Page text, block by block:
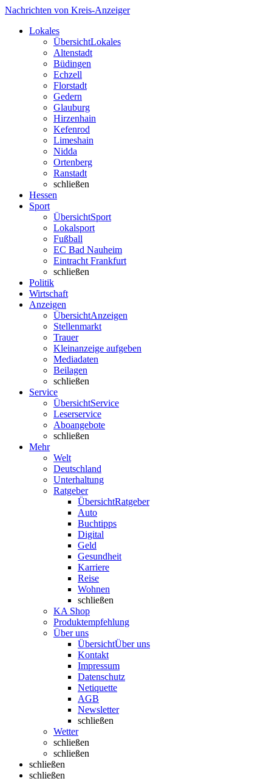
Nachrichten von Kreis-Anzeiger
Lokales
ÜbersichtLokales
Altenstadt
Büdingen
Echzell
Florstadt
Gedern
Glauburg
Hirzenhain
Kefenrod
Limeshain
Nidda
Ortenberg
Ranstadt
schließen
Hessen
Sport
ÜbersichtSport
Lokalsport
Fußball
EC Bad Nauheim
Eintracht Frankfurt
schließen
Politik
Wirtschaft
Anzeigen
ÜbersichtAnzeigen
Stellenmarkt
Trauer
Kleinanzeige aufgeben
Mediadaten
Beilagen
schließen
Service
ÜbersichtService
Leserservice
Aboangebote
schließen
Mehr
Welt
Deutschland
Unterhaltung
Ratgeber
ÜbersichtRatgeber
Auto
Buchtipps
Digital
Geld
Gesundheit
Karriere
Reise
Wohnen
schließen
KA Shop
Produktempfehlung
Über uns
ÜbersichtÜber uns
Kontakt
Impressum
Datenschutz
Netiquette
AGB
Newsletter
schließen
Wetter
schließen
schließen
schließen
schließen